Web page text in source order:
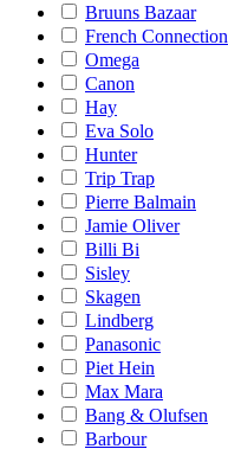
Bruuns Bazaar
French Connection
Omega
Canon
Hay
Eva Solo
Hunter
Trip Trap
Pierre Balmain
Jamie Oliver
Billi Bi
Sisley
Skagen
Lindberg
Panasonic
Piet Hein
Max Mara
Bang & Olufsen
Barbour